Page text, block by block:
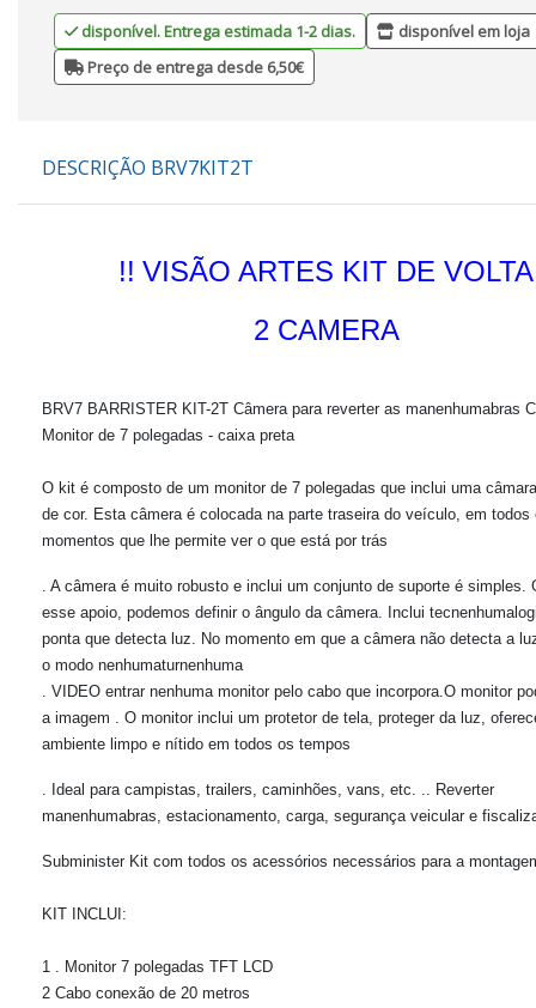
disponível. Entrega estimada 1-2 dias.
disponível em loja
Preço de entrega desde 6,50€
DESCRIÇÃO BRV7KIT2T
!! VISÃO ARTES KIT DE VOLTA
2 CAMERA
BRV7 BARRISTER KIT-2T Câmera para reverter as manenhumabras
Monitor de 7 polegadas - caixa preta
O kit é composto de um monitor de 7 polegadas que inclui uma
de cor. Esta câmera é colocada na parte traseira do veículo, em todos
momentos que lhe permite ver o que está por trás
. A câmera é muito robusto e inclui um conjunto de suporte é simples.
esse apoio, podemos definir o ângulo da câmera. Inclui
ponta que detecta luz. No momento em que a câmera não detecta a
o modo nenhumaturnenhuma
. VIDEO entrar nenhuma monitor pelo cabo que incorpora. O monitor
a imagem
. O monitor inclui um protetor de tela, proteger da luz,
ambiente limpo e nítido em todos os tempos
. Ideal para campistas, trailers, caminhões, vans, etc. .. Reverter
manenhumabras, estacionamento, carga, segurança veicular e
Subminister Kit com todos os acessórios necessários para a
KIT INCLUI:
1
. Monitor 7 polegadas TFT LCD
2 Cabo conexão de 20 metros